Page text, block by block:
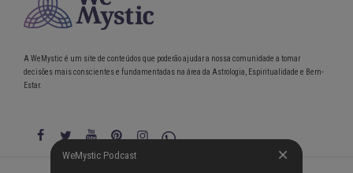
WeMystic Podcast
A WeMystic é um site de conteúdos que poderão ajudar a nossa comunidade a tomar
decisões mais conscientes e fundamentadas na área da Astrologia, Espiritualidade e Bem-
Estar.
WeMystic Podcast